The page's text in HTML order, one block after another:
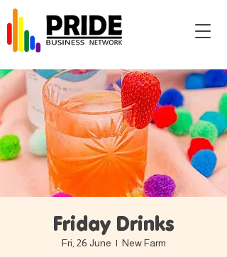
Friday Drinks
Fri, 26 June
  |
New Farm